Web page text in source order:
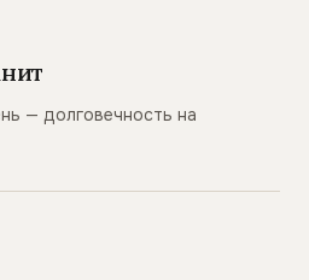
— долговечность на